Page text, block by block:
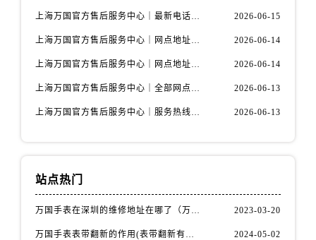
上海万国官方售后服务中心｜最新电话及地址权威信息公示（2026年6月最新） 2026-06-15
上海万国官方售后服务中心｜网点地址及热线权威信息公示（2026年6月最新） 2026-06-14
上海万国官方售后服务中心｜网点地址与服务热线权威信息公示（2026年6月最新） 2026-06-14
上海万国官方售后服务中心｜全部网点地址电话权威信息公示（2026年6月最新） 2026-06-13
上海万国官方售后服务中心｜服务热线及办公地址权威信息公示（2026年6月最新） 2026-06-13
站点热门
万国手表在深圳的维修地址在哪了（万国手表如何更换表带） 2023-03-20
万国手表表带翻新的作用(表带翻新有什么用) 2024-05-02